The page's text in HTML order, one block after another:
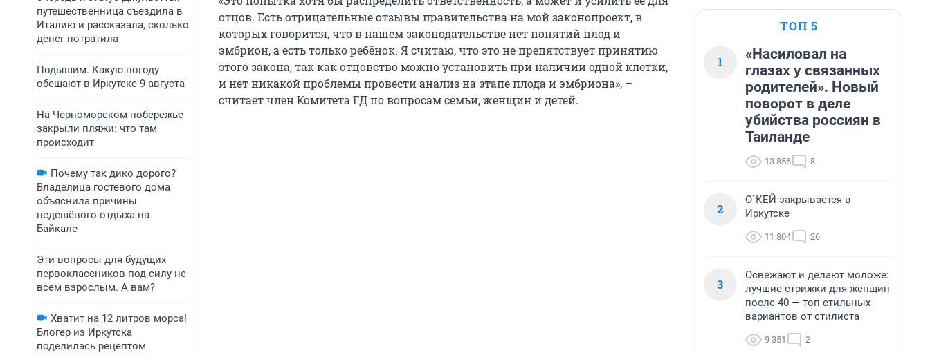
путешественница съездила в
Италию и рассказала, сколько
денег потратила
Подышим. Какую погоду
обещают в Иркутске 9 августа
На Черноморском побережье
закрыли пляжи: что там
происходит
Почему так дико дорого?
Владелица гостевого дома
объяснила причины
недешёвого отдыха на
Байкале
Эти вопросы для будущих
первоклассников под силу не
всем взрослым. А вам?
Хватит на 12 литров морса!
Блогер из Иркутска
поделилась рецептом
отцов. Есть отрицательные отзывы правительства на мой законопроект, в
которых говорится, что в нашем законодательстве нет понятий плод и
эмбрион, а есть только ребёнок. Я считаю, что это не препятствует принятию
этого закона, так как отцовство можно установить при наличии одной клетки,
и нет никакой проблемы провести анализ на этапе плода и эмбриона», –
считает член Комитета ГД по вопросам семьи, женщин и детей.
ТОП 5
1
«Насиловал на
глазах у связанных
родителей». Новый
поворот в деле
убийства россиян в
Таиланде
13 856 8
2
О`КЕЙ закрывается в
Иркутске
11 804 26
3
Освежают и делают моложе:
лучшие стрижки для женщин
после 40 — топ стильных
вариантов от стилиста
9 351 2